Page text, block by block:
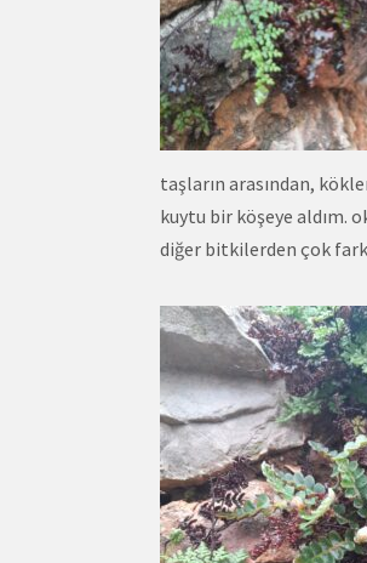
taşların arasından,
kuytu bir köşeye aldım.
diğer bitkilerden çok